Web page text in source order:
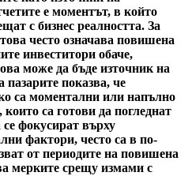
е моментът, в който
с бизнес реалността. За
често означава повишена
инвеститори обаче,
може да бъде източник на
показва, че
са моментални или напълно
са готови да погледнат
фокусират върху
фактори, често са в по-
от периодите на повишена
мерките срещу измами с